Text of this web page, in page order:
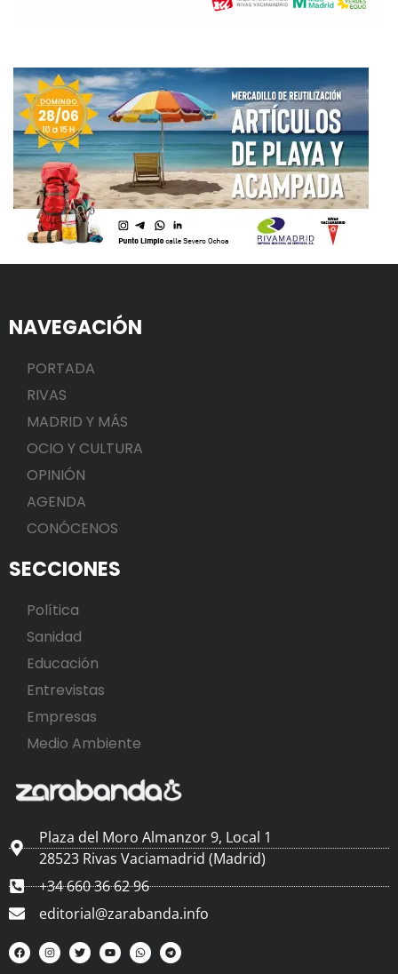
NAVEGACIÓN
PORTADA
RIVAS
MADRID Y MÁS
OCIO Y CULTURA
OPINIÓN
AGENDA
CONÓCENOS
SECCIONES
Política
Sanidad
Educación
Entrevistas
Empresas
Medio Ambiente
Plaza del Moro Almanzor 9, Local 1
28523 Rivas Vaciamadrid (Madrid)
+34 660 36 62 96
editorial@zarabanda.info